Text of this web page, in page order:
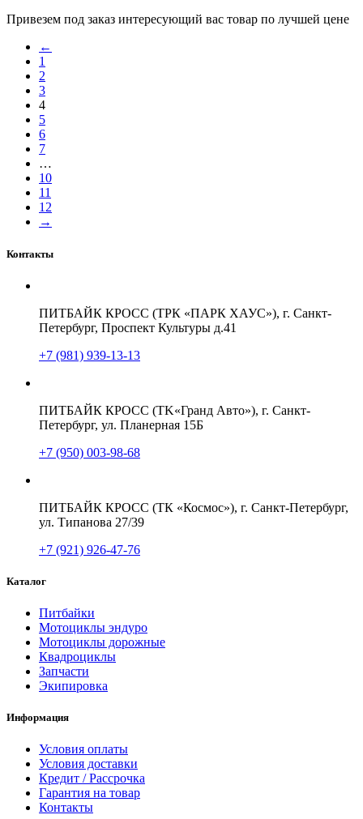
Привезем под заказ интересующий вас товар по лучшей цене
←
1
2
3
4
5
6
7
…
10
11
12
→
Контакты
ПИТБАЙК КРОСС (ТРК «ПАРК ХАУС»), г. Санкт-
Петербург, Проспект Культуры д.41
+7 (981) 939-13-13
ПИТБАЙК КРОСС (TK«Гранд Авто»), г. Санкт-
Петербург, ул. Планерная 15Б
+7 (950) 003-98-68
ПИТБАЙК КРОСС (ТК «Космос»), г. Санкт-Петербург,
ул. Типанова 27/39
+7 (921) 926-47-76
Каталог
Питбайки
Мотоциклы эндуро
Мотоциклы дорожные
Квадроциклы
Запчасти
Экипировка
Информация
Условия оплаты
Условия доставки
Кредит / Рассрочка
Гарантия на товар
Контакты